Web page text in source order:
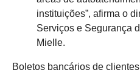
instituições”, afirma o
Serviços e Segurança
Mielle.
Boletos bancários de